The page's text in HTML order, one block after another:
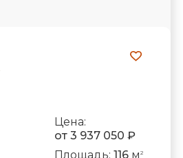
Цена:
от 3 937 050 ₽
Площадь: 116м 2